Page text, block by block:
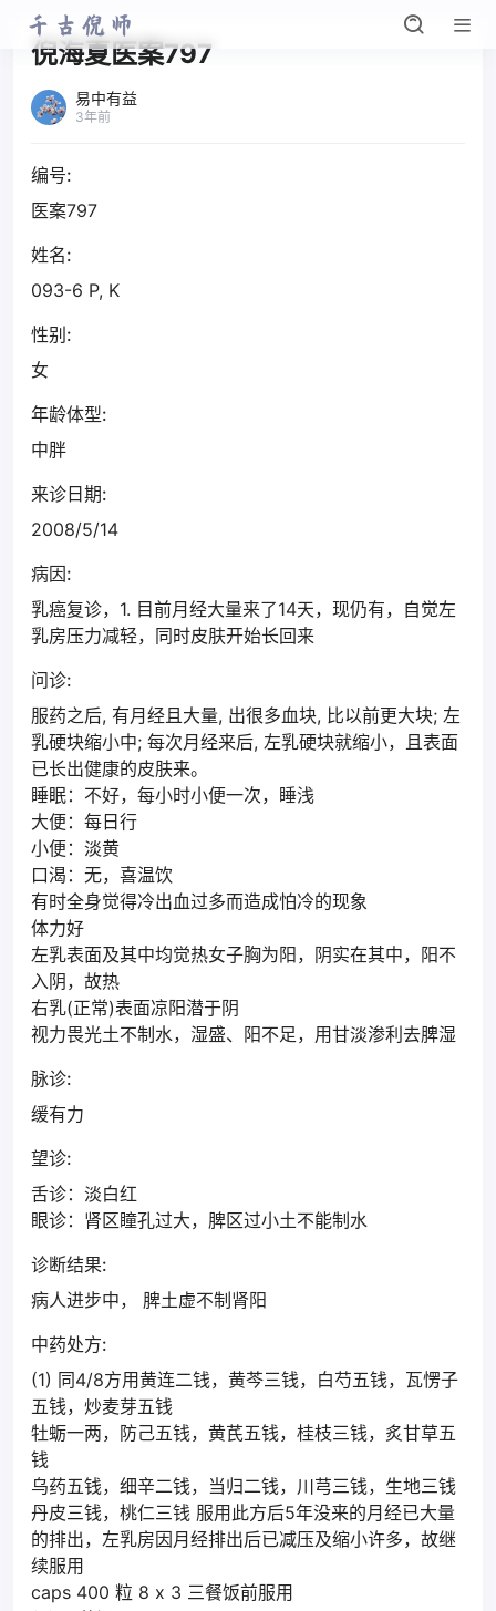
倪海夏医案797
易中有益
3年前
编号:
医案797
姓名:
093-6 P, K
性别:
女
年龄体型:
中胖
来诊日期:
2008/5/14
病因:
乳癌复诊，1. 目前月经大量来了14天，现仍有，自觉左
乳房压力减轻，同时皮肤开始长回来
问诊:
服药之后, 有月经且大量, 出很多血块, 比以前更大块; 左
乳硬块缩小中; 每次月经来后, 左乳硬块就缩小，且表面
已长出健康的皮肤来。
睡眠：不好，每小时小便一次，睡浅
大便：每日行
小便：淡黄
口渴：无，喜温饮
有时全身觉得冷出血过多而造成怕冷的现象
体力好
左乳表面及其中均觉热女子胸为阳，阴实在其中，阳不
入阴，故热
右乳(正常)表面凉阳潜于阴
视力畏光土不制水，湿盛、阳不足，用甘淡渗利去脾湿
脉诊:
缓有力
望诊:
舌诊：淡白红
眼诊：肾区瞳孔过大，脾区过小土不能制水
诊断结果:
病人进步中， 脾土虚不制肾阳
中药处方:
(1) 同4/8方用黄连二钱，黄芩三钱，白芍五钱，瓦愣子
五钱，炒麦芽五钱
牡蛎一两，防己五钱，黄芪五钱，桂枝三钱，炙甘草五
钱
乌药五钱，细辛二钱，当归二钱，川芎三钱，生地三钱
丹皮三钱，桃仁三钱 服用此方后5年没来的月经已大量
的排出，左乳房因月经排出后已减压及缩小许多，故继
续服用
caps 400 粒 8 x 3 三餐饭前服用